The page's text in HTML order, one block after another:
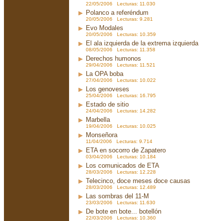
22/05/2006 Lecturas: 11.030
Polanco a referéndum
20/05/2006 Lecturas: 9.281
Evo Modales
20/05/2006 Lecturas: 10.359
El ala izquierda de la extrema izquierda
08/05/2006 Lecturas: 11.358
Derechos humonos
29/04/2006 Lecturas: 11.521
La OPA boba
27/04/2006 Lecturas: 10.022
Los genoveses
25/04/2006 Lecturas: 16.795
Estado de sitio
24/04/2006 Lecturas: 14.282
Marbella
19/04/2006 Lecturas: 10.025
Monseñora
11/04/2006 Lecturas: 9.714
ETA en socorro de Zapatero
03/04/2006 Lecturas: 10.184
Los comunicados de ETA
28/03/2006 Lecturas: 12.228
Telecinco, doce meses doce causas
28/03/2006 Lecturas: 12.489
Las sombras del 11-M
23/03/2006 Lecturas: 11.630
De bote en bote... botellón
22/03/2006 Lecturas: 10.360